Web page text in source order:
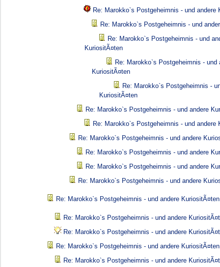
Re: Marokko`s Postgeheimnis - und andere
Re: Marokko`s Postgeheimnis - und
Re: Marokko`s Postgeheimnis - und
KuriositÃ¤ten
Re: Marokko`s Postgeheimnis - und
KuriositÃ¤ten
Re: Marokko`s Postgeheimnis -
KuriositÃ¤ten
Re: Marokko`s Postgeheimnis - und andere
Re: Marokko`s Postgeheimnis - und andere
Re: Marokko`s Postgeheimnis - und andere
Re: Marokko`s Postgeheimnis - und andere
Re: Marokko`s Postgeheimnis - und andere
Re: Marokko`s Postgeheimnis - und andere
Re: Marokko`s Postgeheimnis - und andere KuriositÃ¤ten
Re: Marokko`s Postgeheimnis - und andere
Re: Marokko`s Postgeheimnis - und andere
Re: Marokko`s Postgeheimnis - und andere KuriositÃ¤ten
Re: Marokko`s Postgeheimnis - und andere